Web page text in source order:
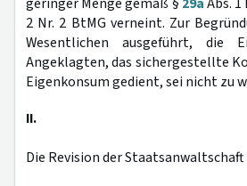
2 Nr. 2 BtMG verneint. Zur
Wesentlichen ausgeführt, die
Angeklagten, das sichergestellte
Eigenkonsum gedient, sei nicht zu
II.
Die Revision der